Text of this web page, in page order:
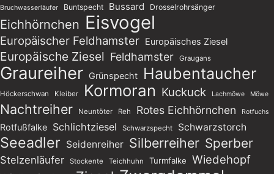
Bruchwasserläufer Buntspecht Bussard Drosselrohrsänger
Eichhörnchen Eisvogel
Europäischer Feldhamster Europäisches Ziesel
Europäische Ziesel Feldhamster Graugans
Graureiher Grünspecht Haubentaucher
Höckerschwan Kleiber Kormoran Kuckuck Lachmöwe Möwe
Nachtreiher Neuntöter Reh Rotes Eichhörnchen Rotfuchs
Rotfußfalke Schlichtziesel Schwarzspecht Schwarzstorch
Seeadler Seidenreiher Silberreiher Sperber
Stelzenläufer Stockente Teichhuhn Turmfalke Wiedehopf